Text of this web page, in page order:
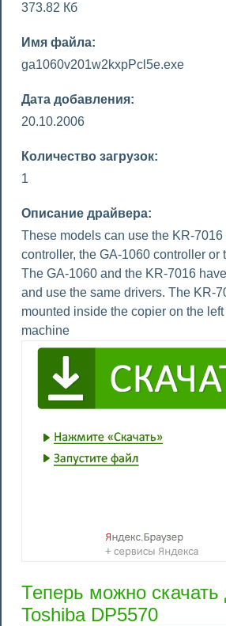
373.82 Кб
Имя файла:
ga1060v201w2kxpPcl5e.exe
Дата добавления:
20.10.2006
Количество загрузок:
1
Описание драйвера:
These models can use the KR-7016
controller, the GA-1060 controller or
The GA-1060 and the KR-7016
and use the same drivers. The KR-
mounted inside the copier on the
machine
Теперь можно скачать
Toshiba DP5570